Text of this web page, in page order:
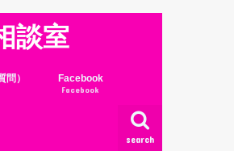
談室
search
問） Facebook
Facebook